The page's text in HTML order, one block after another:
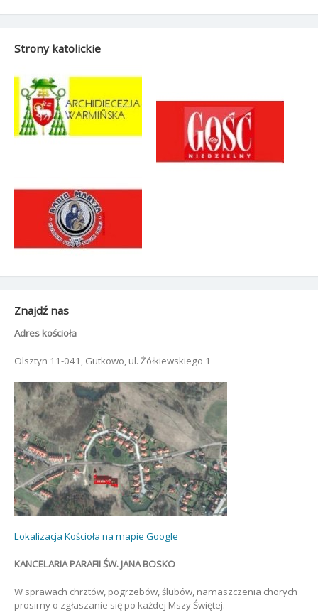
Strony katolickie
Znajdź nas
Adres kościoła
Olsztyn 11-041, Gutkowo, ul. Żółkiewskiego 1
Lokalizacja Kościoła na mapie Google
KANCELARIA PARAFII ŚW. JANA BOSKO
W sprawach chrztów, pogrzebów, ślubów, namaszczenia chorych
prosimy o zgłaszanie się po każdej Mszy Świętej.